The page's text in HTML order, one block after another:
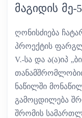
ᲛᲐᲒᲘᲓᲘᲡ ᲛᲔ-
ღონისძიება
პროექტის
V.-სა და ა(ა)იპ
ნაწილში
გამოცდილება
შრომის